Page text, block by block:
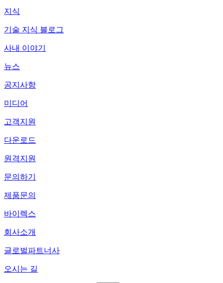
지식
기술 지식 블로그
사내 이야기
뉴스
공지사항
미디어
고객지원
다운로드
원격지원
문의하기
제품문의
바이렉스
회사소개
글로벌파트너사
오시는 길